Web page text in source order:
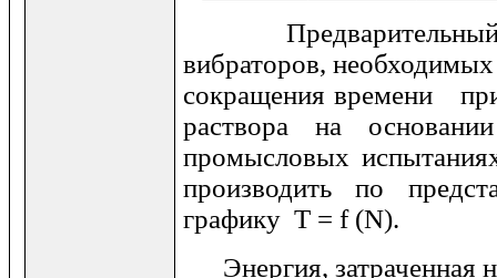
Предварительный
вибраторов,
сокращения времени
раствора на
промысловых
производить по
графику Т = f(N).
Энергия, затраченная